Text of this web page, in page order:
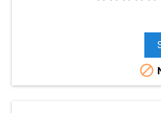
